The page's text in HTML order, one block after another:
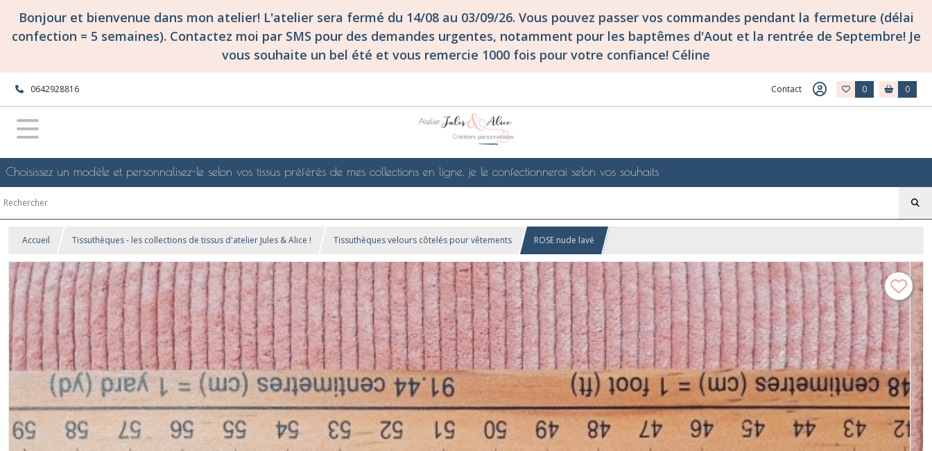
Bonjour et bienvenue dans mon atelier! L'atelier sera fermé du 14/08 au 03/09/26. Vous pouvez passer vos commandes pendant la fermeture (délai
confection = 5 semaines). Contactez moi par SMS pour des demandes urgentes, notamment pour les baptêmes d'Aout et la rentrée de Septembre! Je
vous souhaite un bel été et vous remercie 1000 fois pour votre confiance! Céline
0642928816 Contact 0 0
Choisissez un modèle et personnalisez-le selon vos tissus préférés de mes collections en ligne, je le confectionnerai selon vos souhaits
Accueil Tissuthèques - les collections de tissus d'atelier Jules & Alice ! Tissuthèques velours côtelés pour vêtements ROSE nude lavé